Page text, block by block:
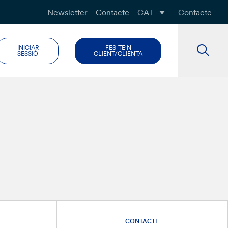
Newsletter Contacte CAT Contacte
INICIAR
SESSIÓ
FES-TE'N
CLIENT/CLIENTA
CONTACTE